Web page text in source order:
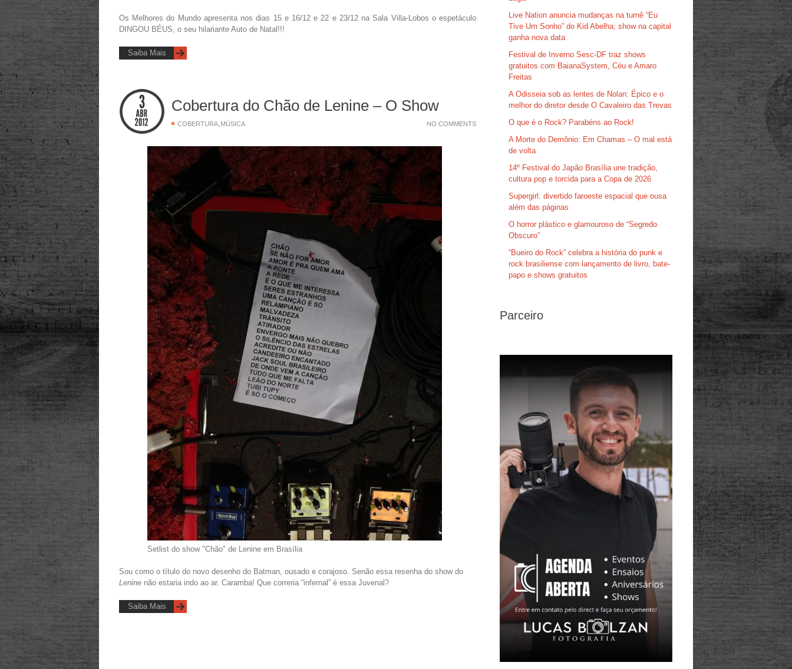
Os Melhores do Mundo apresenta nos dias 15 e 16/12 e 22 e 23/12 na Sala Villa-Lobos o espetáculo
DINGOU BÉUS, o seu hilariante Auto de Natal!!!
Saiba Mais
Cobertura do Chão de Lenine – O Show
COBERTURA MÚSICA NO COMMENTS
Setlist do show "Chão" de Lenine em Brasília
Sou como o título do novo desenho do Batman, ousado e corajoso. Senão essa resenha do show do
Lenine não estaria indo ao ar. Caramba! Que correria “infernal” é essa Juvenal?
Saiba Mais
Live Nation anuncia mudanças na turnê “Eu
Tive Um Sonho” do Kid Abelha; show na capital
ganha nova data
Festival de Inverno Sesc-DF traz shows
gratuitos com BaianaSystem, Céu e Amaro
Freitas
A Odisseia sob as lentes de Nolan: Épico e o
melhor do diretor desde O Cavaleiro das Trevas
O que é o Rock? Parabéns ao Rock!
A Morte do Demônio: Em Chamas – O mal está
de volta
14º Festival do Japão Brasília une tradição,
cultura pop e torcida para a Copa de 2026
Supergirl: divertido faroeste espacial que ousa
além das páginas
O horror plástico e glamouroso de “Segredo
Obscuro”
“Bueiro do Rock” celebra a história do punk e
rock brasiliense com lançamento de livro, bate-
papo e shows gratuitos
Parceiro